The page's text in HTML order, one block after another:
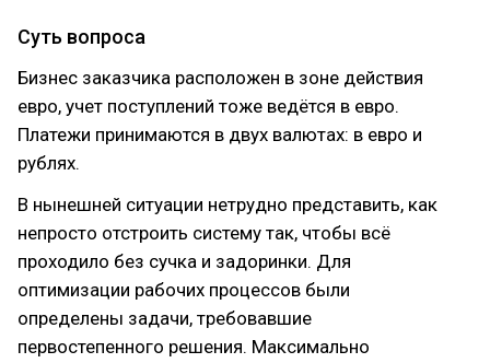
Суть вопроса
Бизнес заказчика расположен в зоне действия
евро, учет поступлений тоже ведётся в евро.
Платежи принимаются в двух валютах: в евро и
рублях.
В нынешней ситуации нетрудно представить, как
непросто отстроить систему так, чтобы всё
проходило без сучка и задоринки. Для
оптимизации рабочих процессов были
определены задачи, требовавшие
первостепенного решения. Максимально